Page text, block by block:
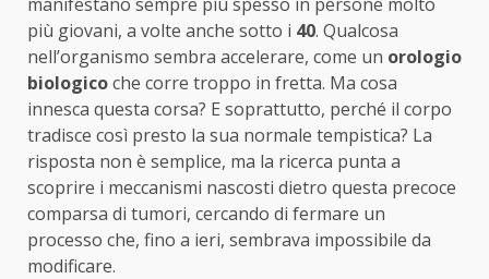
più giovani, a volte anche sotto i 40. Qualcosa
nell’organismo sembra accelerare, come un orologio
biologicoche corre troppo in fretta. Ma cosa
innesca questa corsa? E soprattutto, perché il corpo
tradisce così presto la sua normale tempistica? La
risposta non è semplice, ma la ricerca punta a
scoprire i meccanismi nascosti dietro questa precoce
comparsa di tumori, cercando di fermare un
processo che, fino a ieri, sembrava impossibile da
modificare.